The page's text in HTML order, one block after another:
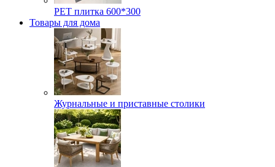
РЕТ плитка 600*300
Товары для дома
Журнальные и приставные столики